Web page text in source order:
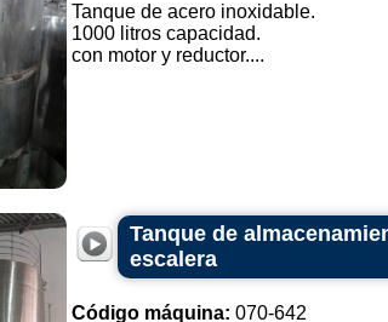
Tanque de acero inoxidable.
1000 litros capacidad.
con motor y reductor....
Tanque de
escalera
Código máquina: 070-642